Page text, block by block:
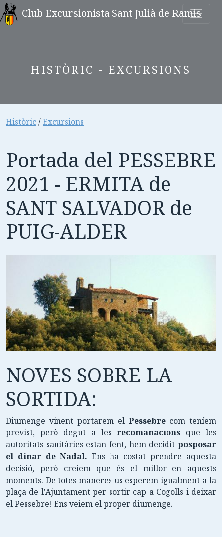
Club Excursionista Sant Julià de Ramis
HISTÒRIC - EXCURSIONS
Històric/Excursions
Portada del PESSEBRE
2021 - ERMITA de
SANT SALVADOR de
PUIG-ALDER
NOVES SOBRE LA
SORTIDA:
Diumenge vinent portarem el Pessebre com teníem
previst, però degut a les recomanacions que les
autoritats sanitàries estan fent, hem decidit posposar
el dinar de Nadal. Ens ha costat prendre aquesta
decisió, però creiem que és el millor en aquests
moments. De totes maneres us esperem igualment a la
plaça de l'Ajuntament per sortir cap a Cogolls i deixar
el Pessebre! Ens veiem el proper diumenge.